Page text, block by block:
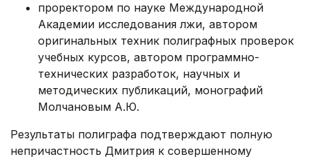
проректором по науке Международной
Академии исследования лжи, автором
оригинальных техник полиграфных проверок
учебных курсов, автором программно-
технических разработок, научных и
методических публикаций, монографий
Молчановым А.Ю.
Результаты полиграфа подтверждают полную
непричастность Дмитрия к совершенному